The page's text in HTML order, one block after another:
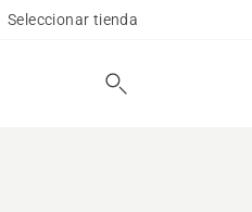
Seleccionar tienda